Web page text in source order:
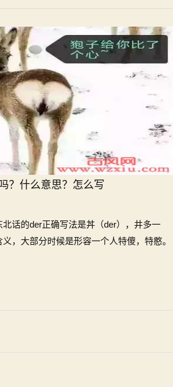
？什么意思？怎么写
话的der正确写法是丼（der），井多一
，大部分时候是形容一个人特傻，特憨。